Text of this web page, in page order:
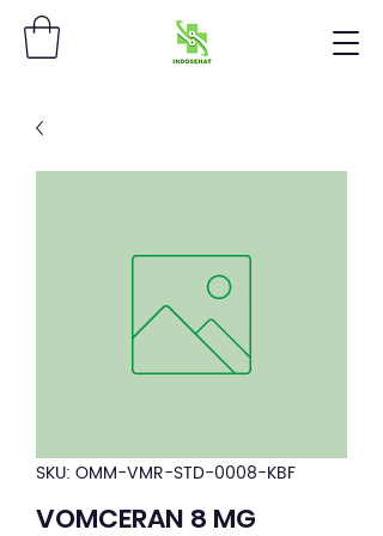
SKU: OMM-VMR-STD-0008-KBF
VOMCERAN 8 MG